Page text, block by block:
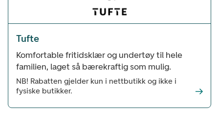
Tufte
Komfortable fritidsklær og undertøy til hele
familien, laget så bærekraftig som mulig.
NB! Rabatten gjelder kun i nettbutikk og ikke i
fysiske butikker.